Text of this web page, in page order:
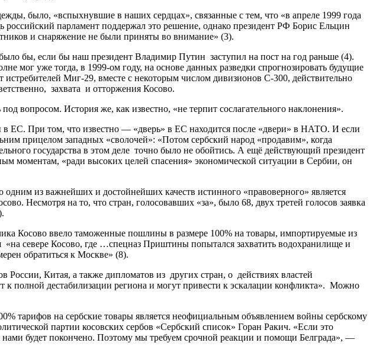
было, «вспыхнувшие в наших сердцах», связанные с тем, что «в апреле 1999 года
парламент поддержал это решение, однако президент РФ Борис Ельцин
и снаряжение не были приняты во внимание» (3).
бы, если бы наш президент Владимир Путин заступил на пост на год раньше (4).
мог уже тогда, в 1999-ом году, на основе данных разведки спрогнозировать будущие
Миг-29, вместе с некоторым числом дивизионов С-300, действительно
захвата и отторжения Косово.
вопросом. История же, как известно, «не терпит сослагательного наклонения».
ЕС. При том, что известно — «дверь» в ЕС находится после «двери» в НАТО. И если
прицелом западных «сволочей»: «Потом сербский народ «продавим», когда
государства в этом деле точно было не обойтись. А ещё действующий президент
моментам, «ради высоких целей спасения» экономической ситуации в Сербии, он
из важнейших и достойнейших качеств истинного «правоверного» является
Несмотря на то, что стран, голосовавших «за», было 68, двух третей голосов заявка
Косово ввело таможенные пошлины в размере 100% на товары, импортируемые из
севере Косово, где …спецназ Приштины попытался захватить водохранилище и
обратиться к Москве» (8).
России, Китая, а также дипломатов из других стран, о действиях властей
дестабилизации региона и могут привести к эскалации конфликта». Можно
тарифов на сербские товары является неофициальным объявлением войны сербскому
партии косовских сербов «Сербский список» Горан Ракич. «Если это
будет покончено. Поэтому мы требуем срочной реакции и помощи Белграда», —